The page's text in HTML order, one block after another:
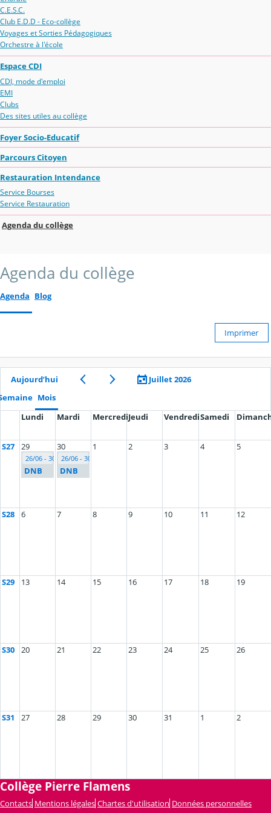
C.E.S.C.
Club E.D.D - Eco-collège
Voyages et Sorties Pédagogiques
Orchestre à l'école
Espace CDI
CDI, mode d'emploi
EMI
Clubs
Des sites utiles au collège
Foyer Socio-Educatif
Parcours Citoyen
Restauration Intendance
Service Bourses
Service Restauration
Agenda du collège
Agenda du collège
Agenda Blog
Imprimer
Aujourd’hui
Juillet 2026
Mois
Lundi
Mardi MercrediJeudi VendrediSamedi
S27 29
26/06 - 30/06
DNB
30
26/06 - 30/06
DNB
1 2 3 4 5
S28 6 7 8 9 10 11 12
S29 13 14 15 16 17 18 19
S30 20 21 22 23 24 25 26
S31 27 28 29 30 31 1 2
Collège Pierre Flamens
Contacts Mentions légales Chartes d'utilisation Données personnelles